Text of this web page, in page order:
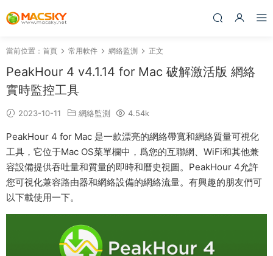
當前位置： 首頁 常用軟件 網絡監測 正文
PeakHour 4 v4.1.14 for Mac 破解激活版 網絡
實時監控工具
2023-10-11 網絡監測 4.54k
PeakHour 4 for Mac 是一款漂亮的網絡帶寬和網絡質量可視化
工具，它位于Mac OS菜單欄中，爲您的互聯網、WiFi和其他兼
容設備提供吞吐量和質量的即時和曆史視圖。PeakHour 4允許
您可視化兼容路由器和網絡設備的網絡流量。有興趣的朋友們可
以下載使用一下。